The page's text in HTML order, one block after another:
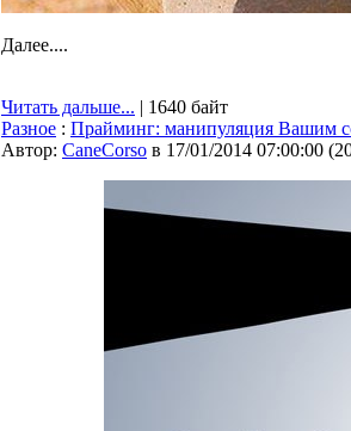
Далее....
Читать дальше... | 1640 байт
Разное : Прайминг: манипуляция Вашим
Автор: CaneCorso в 17/01/2014 07:00:00 (